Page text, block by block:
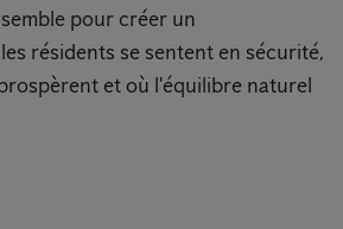
pour créer un
résidents se sentent en sécurité,
et où l'équilibre naturel